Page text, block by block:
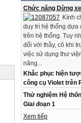
Chức năng Dừng
Kính
duy trì hệ thống dựa
trên hệ thống. Tuy
đối với thầy, cô khi
việc sử dụng thư
năng...
Khắc phục hiện
công cụ Violet trên
Thử nghiệm Hệ
Giai đoạn 1
Xem tiếp